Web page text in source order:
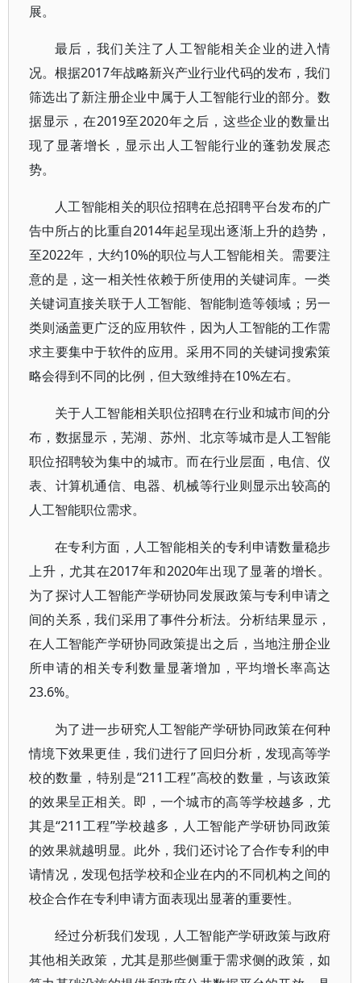
展。
最后，我们关注了人工智能相关企业的进入情
况。根据2017年战略新兴产业行业代码的发布，我们
筛选出了新注册企业中属于人工智能行业的部分。数
据显示，在2019至2020年之后，这些企业的数量出
现了显著增长，显示出人工智能行业的蓬勃发展态
势。
人工智能相关的职位招聘在总招聘平台发布的广
告中所占的比重自2014年起呈现出逐渐上升的趋势，
至2022年，大约10%的职位与人工智能相关。需要注
意的是，这一相关性依赖于所使用的关键词库。一类
关键词直接关联于人工智能、智能制造等领域；另一
类则涵盖更广泛的应用软件，因为人工智能的工作需
求主要集中于软件的应用。采用不同的关键词搜索策
略会得到不同的比例，但大致维持在10%左右。
关于人工智能相关职位招聘在行业和城市间的分
布，数据显示，芜湖、苏州、北京等城市是人工智能
职位招聘较为集中的城市。而在行业层面，电信、仪
表、计算机通信、电器、机械等行业则显示出较高的
人工智能职位需求。
在专利方面，人工智能相关的专利申请数量稳步
上升，尤其在2017年和2020年出现了显著的增长。
为了探讨人工智能产学研协同发展政策与专利申请之
间的关系，我们采用了事件分析法。分析结果显示，
在人工智能产学研协同政策提出之后，当地注册企业
所申请的相关专利数量显著增加，平均增长率高达
23.6%。
为了进一步研究人工智能产学研协同政策在何种
情境下效果更佳，我们进行了回归分析，发现高等学
校的数量，特别是“211工程”高校的数量，与该政策
的效果呈正相关。即，一个城市的高等学校越多，尤
其是“211工程”学校越多，人工智能产学研协同政策
的效果就越明显。此外，我们还讨论了合作专利的申
请情况，发现包括学校和企业在内的不同机构之间的
校企合作在专利申请方面表现出显著的重要性。
经过分析我们发现，人工智能产学研政策与政府
其他相关政策，尤其是那些侧重于需求侧的政策，如